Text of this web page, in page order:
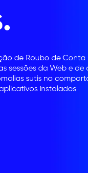
de Roubo de Conta
sessões da Web e de
sutis no
instalados